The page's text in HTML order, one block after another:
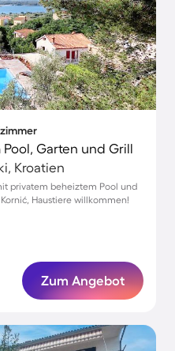
Garten und Grill
Kroatien
privatem beheiztem Pool und
Haustiere willkommen!
Zum Angebot